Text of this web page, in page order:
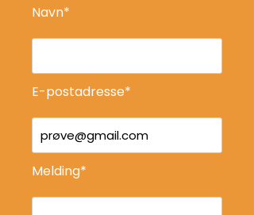
Navn*
E-postadresse*
Melding*